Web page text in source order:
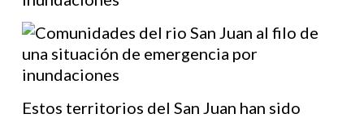
Estos territorios del San Juan han sido